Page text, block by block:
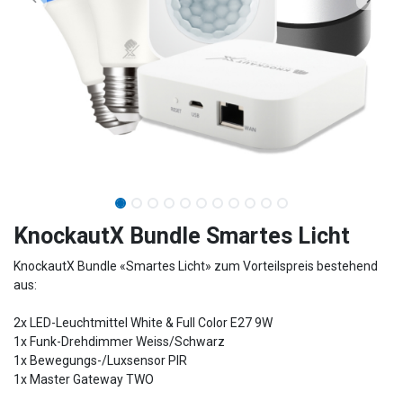
KnockautX Bundle Smartes Licht
KnockautX Bundle «Smartes Licht» zum Vorteilspreis bestehend
aus:
2x LED-Leuchtmittel White & Full Color E27 9W
1x Funk-Drehdimmer Weiss/Schwarz
1x Bewegungs-/Luxsensor PIR
1x Master Gateway TWO